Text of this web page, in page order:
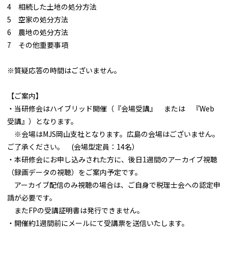
4 相続した土地の処分方法
5 空家の処分方法
6 農地の処分方法
7 その他重要事項
※質疑応答の時間はございません。
【ご案内】
・当研修会はハイブリッド開催（『会場受講』 または 『Web
受講』）となります。
※会場はMJS岡山支社となります。広島の会場はございません。
ご了承ください。 (会場型定員：14名）
・本研修会にお申し込みされた方に、後日1週間のアーカイブ視聴
（録画データの視聴）をご案内予定です。
アーカイブ配信のみ視聴の場合は、ご自身で税理士会への認定申
請が必要です。
またFPの受講証明書は発行できません。
・開催約1週間前にメールにて受講票を送信いたします。